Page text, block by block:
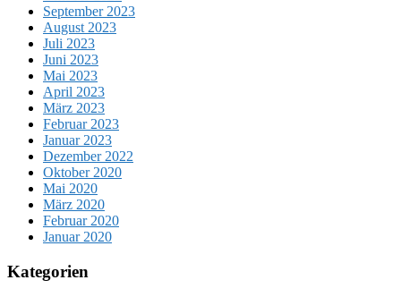
September 2023
August 2023
Juli 2023
Juni 2023
Mai 2023
April 2023
März 2023
Februar 2023
Januar 2023
Dezember 2022
Oktober 2020
Mai 2020
März 2020
Februar 2020
Januar 2020
Kategorien